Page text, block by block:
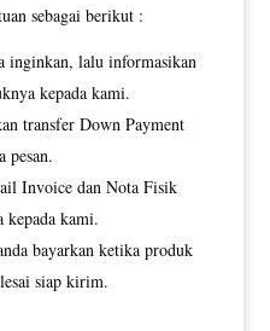
sebagai berikut :
inginkan, lalu informasikan
kepada kami.
transfer Down Payment
pesan.
Invoice dan Nota Fisik
kepada kami.
bayarkan ketika produk
siap kirim.